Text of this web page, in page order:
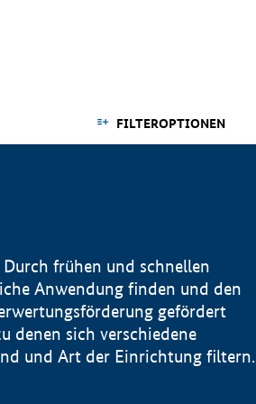
FILTEROPTIONEN
frühen und schnellen
Anwendung finden und den
gefördert
denen sich verschiedene
und Art der Einrichtung filtern.